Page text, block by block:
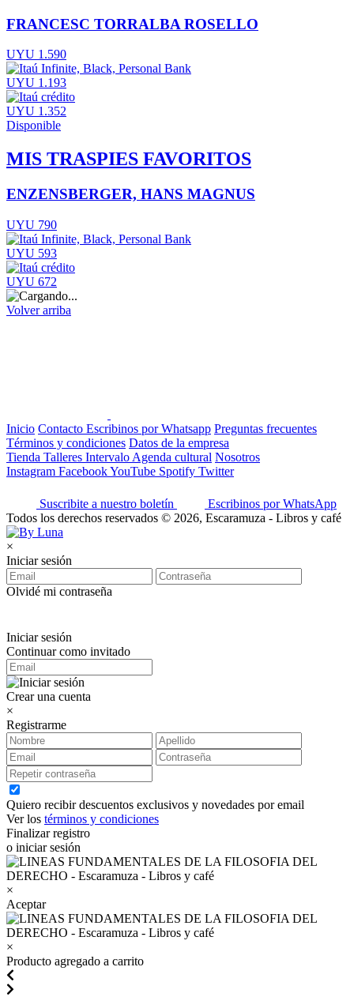
FRANCESC TORRALBA ROSELLO
UYU 1.590
UYU 1.193
UYU 1.352
Disponible
MIS TRASPIES FAVORITOS
ENZENSBERGER, HANS MAGNUS
UYU 790
UYU 593
UYU 672
Volver arriba
Inicio Contacto Escribinos por Whatsapp Preguntas frecuentes
Términos y condiciones Datos de la empresa
Tienda Talleres Intervalo Agenda cultural Nosotros
Instagram FacebookYouTube Spotify Twitter
Suscribite a nuestro boletín
Escribinos por WhatsApp
Todos los derechos reservados © 2026, Escaramuza - Libros y café
×
Iniciar sesión
Olvidé mi contraseña
Iniciar sesión
Continuar como invitado
Crear una cuenta
×
Registrarme
Quiero recibir descuentos exclusivos y novedades por email
Ver los términos y condiciones
Finalizar registro
o iniciar sesión
×
Aceptar
×
Producto agregado a carrito